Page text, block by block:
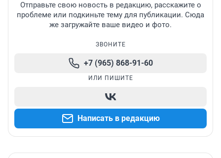
Отправьте свою новость в редакцию, расскажите о
проблеме или подкиньте тему для публикации. Сюда
же загружайте ваше видео и фото.
ЗВОНИТЕ
+7 (965) 868-91-60
ИЛИ ПИШИТЕ
Написать в редакцию